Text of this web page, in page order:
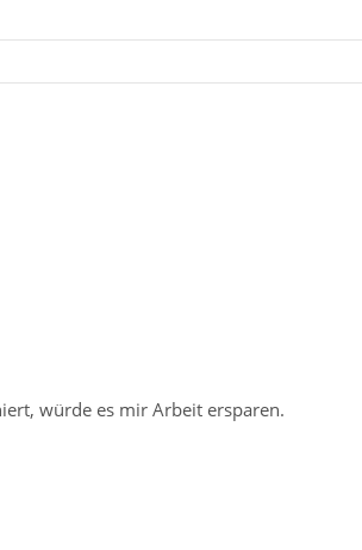
würde es mir Arbeit ersparen.